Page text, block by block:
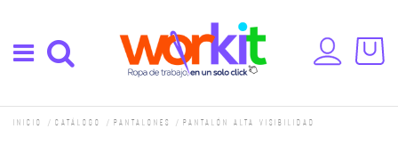
Inicio Catálogo Pantalones Pantalón Alta Visibilidad